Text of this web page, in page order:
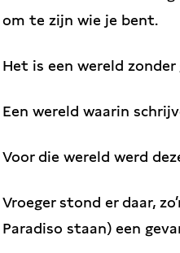
om te zijn wie je bent.
Het is een wereld
Een wereld waarin
Voor die wereld werd
Vroeger stond er daar,
Paradiso staan) een